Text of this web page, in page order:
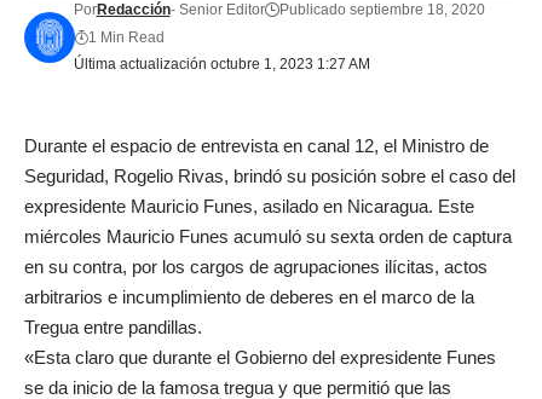
Última actualización octubre 1, 2023 1:27 AM
PorRedacción- Senior Editor
Publicado septiembre 18, 2020
1 Min Read
Durante el espacio de entrevista en canal 12, el Ministro de
Seguridad, Rogelio Rivas, brindó su posición sobre el caso del
expresidente Mauricio Funes, asilado en Nicaragua. Este
miércoles Mauricio Funes acumuló su sexta orden de captura
en su contra, por los cargos de agrupaciones ilícitas, actos
arbitrarios e incumplimiento de deberes en el marco de la
Tregua entre pandillas.
«Esta claro que durante el Gobierno del expresidente Funes
se da inicio de la famosa tregua y que permitió que las